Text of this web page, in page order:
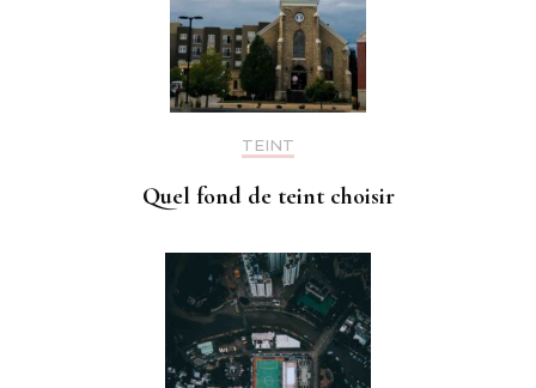
TEINT
Quel fond de teint choisir